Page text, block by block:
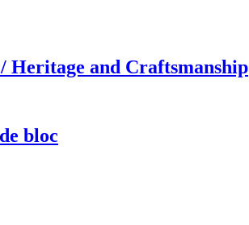
and Craftsmanship
bloc